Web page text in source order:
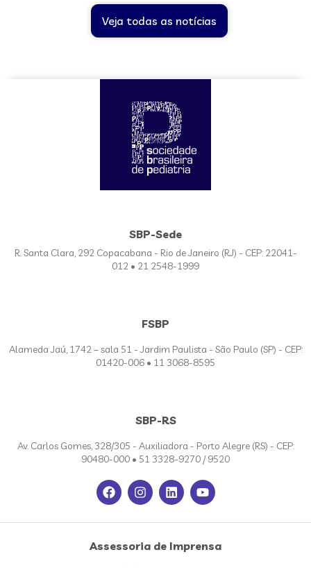
Veja todas as notícias
SBP-Sede
R. Santa Clara, 292 Copacabana - Rio de Janeiro (RJ) - CEP: 22041-
012 • 21 2548-1999
FSBP
Alameda Jaú, 1742 – sala 51 - Jardim Paulista - São Paulo (SP) - CEP:
01420-006 • 11 3068-8595
SBP-RS
Av. Carlos Gomes, 328/305 - Auxiliadora - Porto Alegre (RS) - CEP:
90480-000 • 51 3328-9270 / 9520
Assessoria de Imprensa